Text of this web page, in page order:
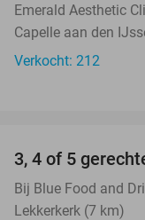
Emerald Aesthetic
Capelle aan den
Verkocht: 212
3, 4 of 5
Bij Blue Food and
Lekkerkerk (7 km)